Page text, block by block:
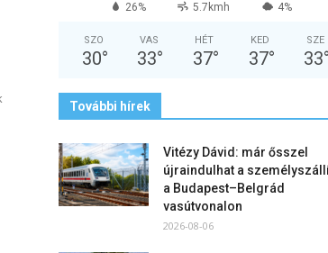
26% 5.7kmh 4%
SZO
30°
VAS
33°
HÉT
37°
KED
37°
SZE
33°
További hírek
Vitézy Dávid: már ősszel
újraindulhat a
a Budapest–Belgrád
vasútvonalon
2026-08-06